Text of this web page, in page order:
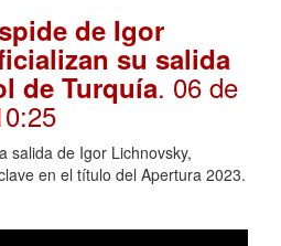
de Igor
su salida
de Turquía. 06 de
salida de Igor Lichnovsky,
en el título del Apertura 2023.